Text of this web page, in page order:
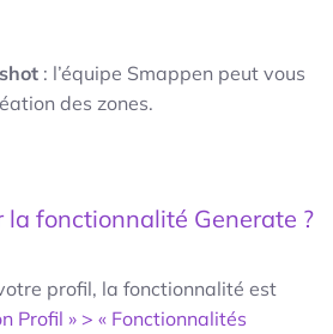
: l’équipe Smappen peut vous
des zones.
la fonctionnalité Generate ?
profil, la fonctionnalité est
Profil » > « Fonctionnalités